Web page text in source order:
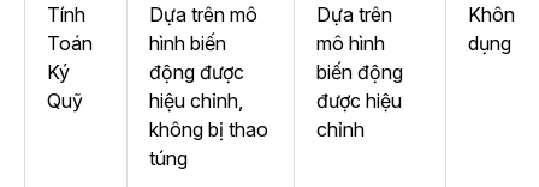
Tính
Toán
Ký
Quỹ
Dựa trên mô
hình biến
động được
hiệu chỉnh,
không bị thao
túng
Dựa trên
mô hình
biến động
được hiệu
chỉnh
Không
dụng